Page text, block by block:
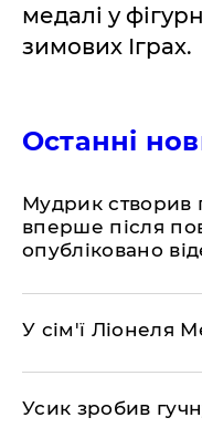
медалі у
зимових Іграх.
Останні
Мудрик створив
вперше після
опубліковано
У сім'ї Ліонеля
Усик зробив